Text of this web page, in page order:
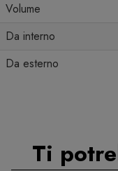
Volume
Da interno
Da esterno
Ti